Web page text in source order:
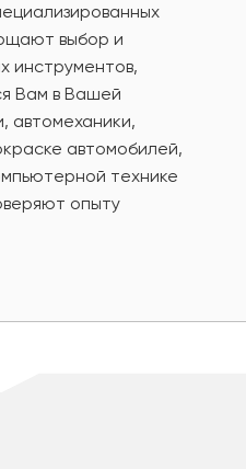
выбор и
инструментов,
Вам в Вашей
автомеханики,
автомобилей,
технике
опыту